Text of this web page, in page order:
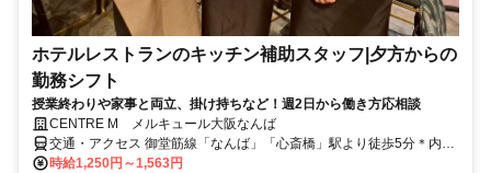
ホテルレストランのキッチン補助スタッフ|夕方からの
勤務シフト
授業終わりや家事と両立、掛け持ちなど！週2日から働き方応相談
CENTRE M メルキュール大阪なんば
交通・アクセス 御堂筋線「なんば」「心斎橋」駅より徒歩5分＊内装
はスタイリッシュで非日常空間にこだわった空間！優雅な雰囲気のホ
時給1,250円～1,563円